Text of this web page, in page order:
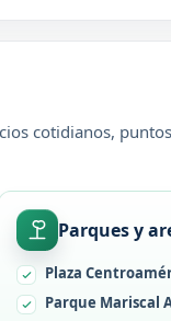
cotidianos,
Parques y
Plaza
Parque Mariscal